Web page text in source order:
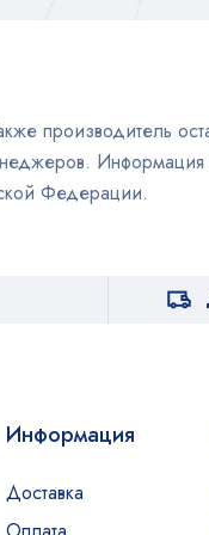
производитель
Информация
Федерации.
Информация
Доставка